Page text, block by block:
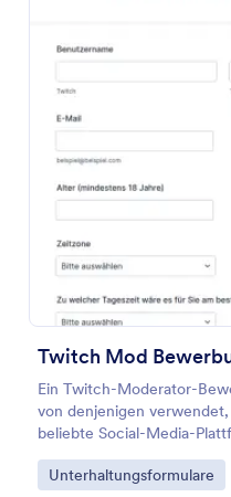
Twitch Mod
Ein Twitch-Moderator-
von denjenigen
beliebte Social-Media-
möchten.
Go to Category:
Unterhaltungsformulare